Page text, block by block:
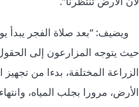
ويضيف: “بعد صلاة الفجر يبدأ
حيث يتوجه المزارعون إلى
الزراعة المختلفة، بدءا من تجهيز
الأرض، مرورا بجلب المياه،